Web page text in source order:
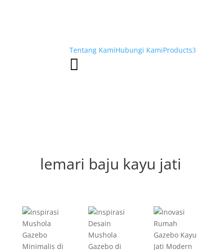
Tentang KamiHubungi KamiProducts3

lemari baju kayu jati